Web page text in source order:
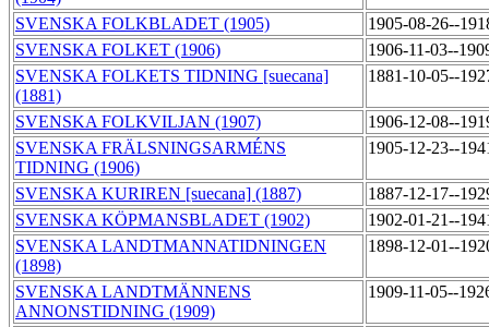
SVENSKA FOLKBLADET (1905)
1905-08-26--
SVENSKA FOLKET (1906)
1906-11-03--
SVENSKA FOLKETS TIDNING [suecana]
(1881)
1881-10-05--
SVENSKA FOLKVILJAN (1907)
1906-12-08--
SVENSKA FRÄLSNINGSARMÉNS
TIDNING (1906)
1905-12-23--
SVENSKA KURIREN [suecana] (1887)
1887-12-17--
SVENSKA KÖPMANSBLADET (1902)
1902-01-21--
SVENSKA LANDTMANNATIDNINGEN
(1898)
1898-12-01--
SVENSKA LANDTMÄNNENS
ANNONSTIDNING (1909)
1909-11-05--